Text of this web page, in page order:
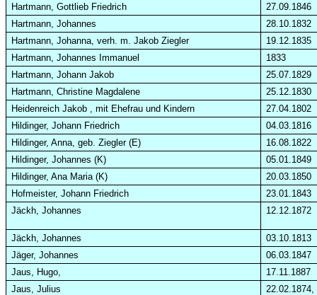
Hartmann, Gottlieb Friedrich
27.09.1846
Hartmann, Johannes
28.10.1832
Hartmann, Johanna, verh. m. Jakob Ziegler
19.12.1835
Hartmann, Johannes Immanuel
1833
Hartmann, Johann Jakob
25.07.1829
Hartmann, Christine Magdalene
25.12.1830
Heidenreich Jakob , mit Ehefrau und Kindern
27.04.1802
Hildinger, Johann Friedrich
04.03.1816
Hildinger, Anna, geb. Ziegler (E)
16.08.1822
Hildinger, Johannes (K)
05.01.1849
Hildinger, Ana Maria (K)
20.03.1850
Hofmeister, Johann Friedrich
23.01.1843
Jäckh, Johannes
12.12.1872
Jäckh, Johannes
03.10.1813
Jäger, Johannes
06.03.1847
Jaus, Hugo,
17.11.1887
Jaus, Julius
22.02.1874,